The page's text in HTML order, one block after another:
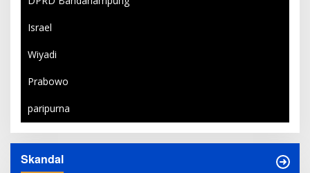
Israel
Wiyadi
Prabowo
paripurna
Skandal